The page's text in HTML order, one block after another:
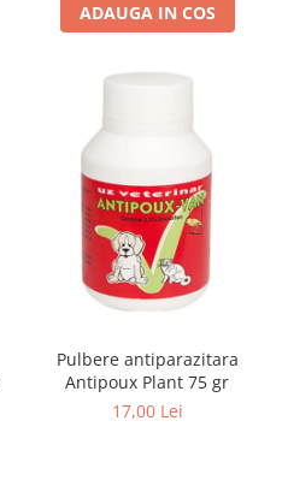
ADAUGA IN COS
Pulbere antiparazitara
Antipoux Plant 75 gr
17,00 Lei